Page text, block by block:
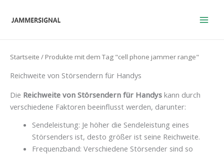
Inhalt
Startseite / Produkte mit dem Tag "cell phone jammer range"
Reichweite von Störsendern für Handys
Die Reichweite von Störsendern für Handys kann durch
verschiedene Faktoren beeinflusst werden, darunter:
Sendeleistung: Je höher die Sendeleistung eines
Störsenders ist, desto größer ist seine Reichweite.
Frequenzband: Verschiedene Störsender sind so